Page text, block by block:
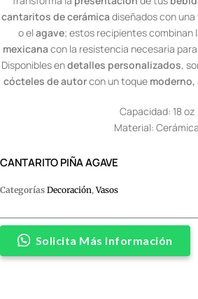
cantaritos de cerámica diseñados con
o el agave; estos recipientes combinan
mexicana con la resistencia necesaria
Disponibles endetalles personalizados,
cócteles de autorcon un toque
Capacidad: 18 oz
Material: Cerámica
CANTARITO PIÑA AGAVE
Categorías Decoración,Vasos
Solicita Más Información